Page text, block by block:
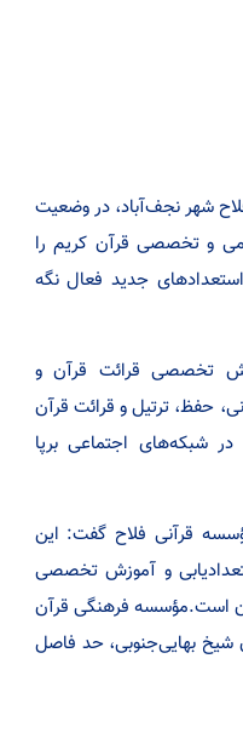
شهر نجف‌آباد، در وضعیت
و تخصصی قرآن کریم را
جدید فعال نگه
تخصصی قرائت قرآن و
حفظ، ترتیل و قرائت قرآن
در شبکه‌های اجتماعی برپا
قرآنی فلاح گفت: این
و آموزش تخصصی
است.مؤسسه فرهنگی قرآن
شیخ بهایی‌جنوبی، حد فاصل